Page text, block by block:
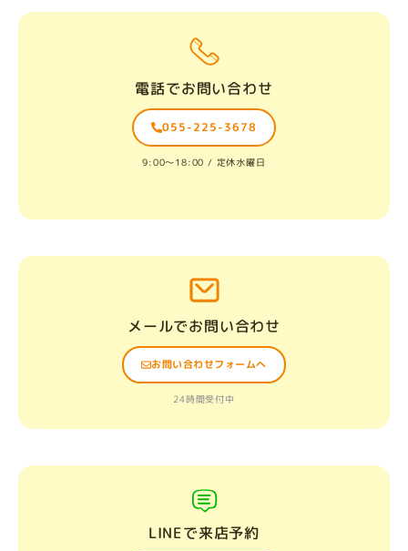
電話でお問い合わせ
055-225-3678
9:00〜18:00 / 定休水曜日
メールでお問い合わせ
お問い合わせフォームへ
24時間受付中
LINEで来店予約